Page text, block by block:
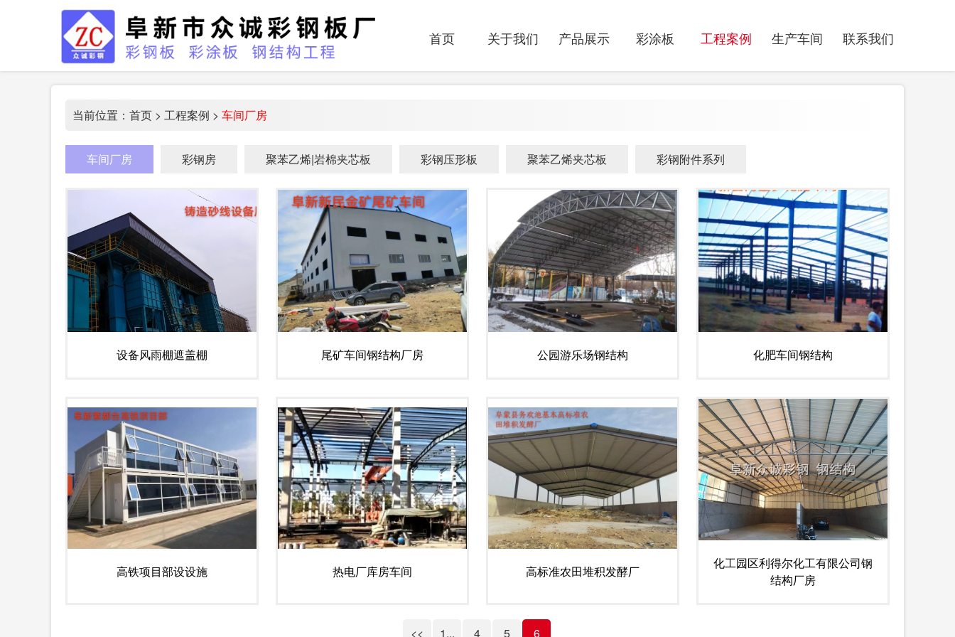
首页 关于我们 产品展示 彩涂板 工程案例 生产车间 联系我们
当前位置： 首页 > 工程案例 > 车间厂房
车间厂房 彩钢房 聚苯乙烯|岩棉夹芯板 彩钢压形板 聚苯乙烯夹芯板 彩钢附件系列
设备风雨棚遮盖棚 尾矿车间钢结构厂房 公园游乐场钢结构 化肥车间钢结构
高铁项目部设设施 热电厂库房车间 高标准农田堆积发酵厂
化工园区利得尔化工有限公司钢
结构厂房
<< 1... 4 5 6